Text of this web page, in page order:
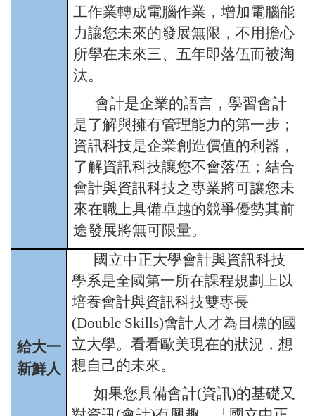
工作業轉成電腦作業，增加電腦能
力讓您未來的發展無限，不用擔心
所學在未來三、五年即落伍而被淘
汰。
會計是企業的語言，學習會計
是了解與擁有管理能力的第一步；
資訊科技是企業創造價值的利器，
了解資訊科技讓您不會落伍；結合
會計與資訊科技之專業將可讓您未
來在職上具備卓越的競爭優勢其前
途發展將無可限量。
給大一
新鮮人
國立中正大學會計與資訊科技
學系是全國第一所在課程規劃上以
培養會計與資訊科技雙專長
(Double Skills)會計人才為目標的國
立大學。看看歐美現在的狀況，想
想自己的未來。
如果您具備會計(資訊)的基礎又